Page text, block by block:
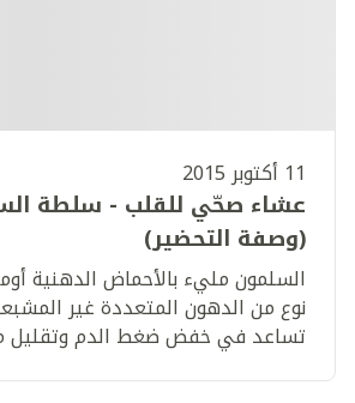
11 أكتوبر 2015
عشاء صحّي للقلب - سلطة
(وصفة التحضير)
نوع من الدهون المتعددة غير
تساعد في خفض ضغط الدم وتقليل